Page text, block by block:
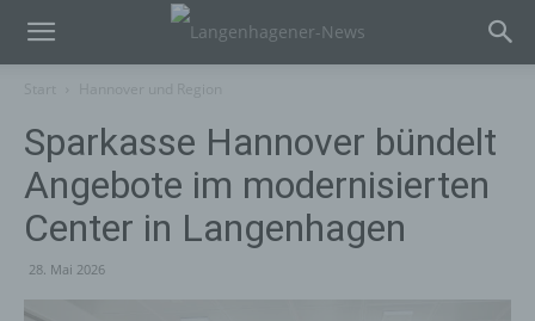
Sparkasse Hannover bündelt
Angebote im modernisierten
Center in Langenhagen
28. Mai 2026